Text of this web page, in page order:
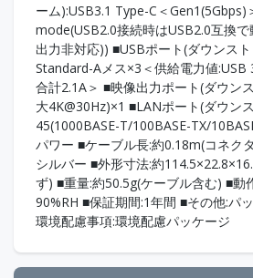
ーム):USB3.1 Type-C＜
mode(USB2.0接続時はUSB2.0互換
出力非対応)) ■USBポート(ダウンス
Standard-Aメス×3＜供給電力値:USB
合計2.1A＞ ■映像出力ポート(ダウン
大4K@30Hz)×1 ■LANポート(ダウン
45(1000BASE-T/100BASE-TX/
パワー ■ケーブル長:約0.18m(コネク
シルバー ■外形寸法:約
ず) ■重量:約50.5g(ケーブル含む) ■
90%RH ■保証期間:1年間 ■その他:パ
環境配慮事項:環境配慮パッケージ